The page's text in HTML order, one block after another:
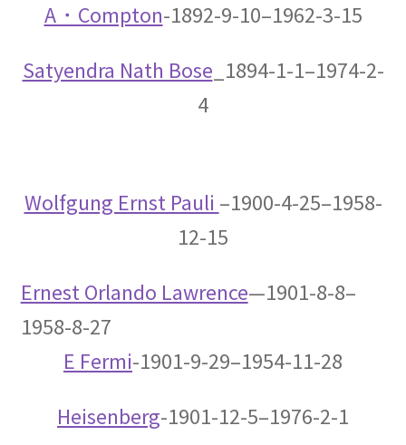
アレクサンダー・グラハム・ベル
アンリ・ポアンカレ
域を開拓】
アーサー・コンプトン
【ガンマ線の散乱・吸収を研究｜粒子の波動性
A・Compton-1892-9-10–1962-3-15
Satyendra Nath Bose _1894-1-1–1974-2-
4
Wolfgung Ernst Pauli –1900-4-25–1958-
12-15
Ernest Orlando Lawrence—1901-8-8–
1958-8-27
E Fermi-1901-9-29–1954-11-28
Heisenberg-1901-12-5–1976-2-1